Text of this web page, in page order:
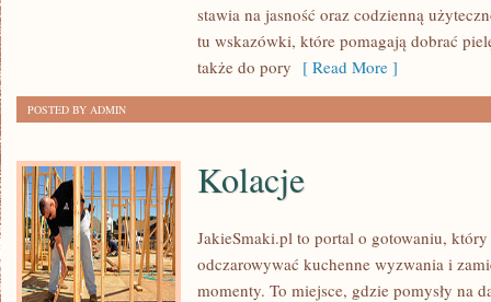
KOSMETYCZNEstawia na jasność oraz codzienną
tu wskazówki, które pomagają dobrać
także do pory [ Read More ]
POSTED BY ADMIN
Kolacje
JakieSmaki.pl to portal o gotowaniu, który
odczarowywać kuchenne wyzwania i
momenty. To miejsce, gdzie pomysły na